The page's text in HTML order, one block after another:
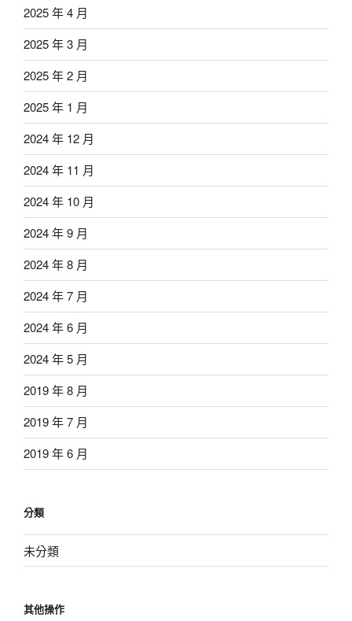
2025 年 4 月
2025 年 3 月
2025 年 2 月
2025 年 1 月
2024 年 12 月
2024 年 11 月
2024 年 10 月
2024 年 9 月
2024 年 8 月
2024 年 7 月
2024 年 6 月
2024 年 5 月
2019 年 8 月
2019 年 7 月
2019 年 6 月
分類
未分類
其他操作